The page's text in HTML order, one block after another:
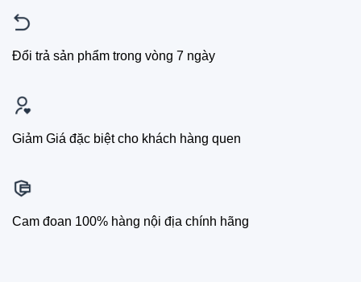
Đổi trả sản phẩm trong vòng 7 ngày
Giảm Giá đặc biệt cho khách hàng quen
Cam đoan 100% hàng nội địa chính hãng